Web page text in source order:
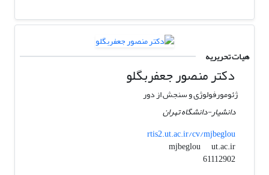
هیات تحریریه
دکتر منصور جعفربگلو
ژئومورفولوژی و سنجش از دور
دانشیار-دانشگاه تهران
rtis2.ut.ac.ir/cv/mjbeglou
mjbeglou
ut.ac.ir
61112902